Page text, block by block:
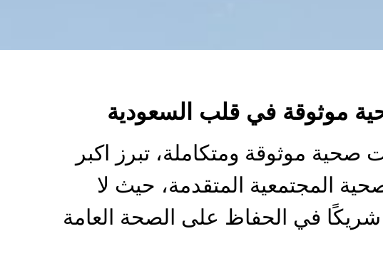
موثوقة في قلب السعودية
صحية موثوقة ومتكاملة، تبرز اكبر
المجتمعية المتقدمة، حيث لا
في الحفاظ على الصحة العامة